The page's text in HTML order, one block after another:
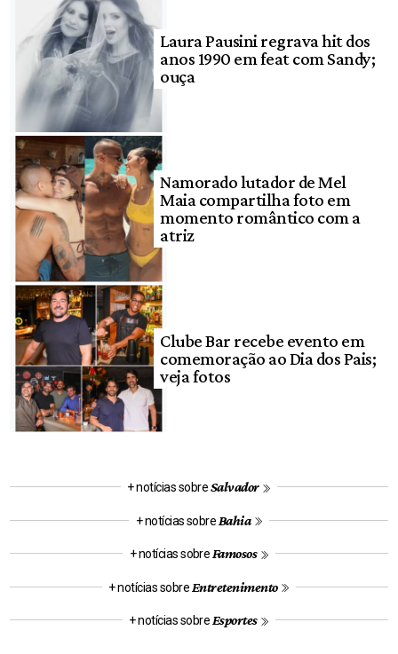
Laura Pausini regrava hit dos
anos 1990 em feat com Sandy;
ouça
Namorado lutador de Mel
Maia compartilha foto em
momento romântico com a
atriz
Clube Bar recebe evento em
comemoração ao Dia dos Pais;
veja fotos
+ notícias sobreSalvador
+ notícias sobre Bahia
+ notícias sobre Famosos
+ notícias sobre Entretenimento
+ notícias sobre Esportes